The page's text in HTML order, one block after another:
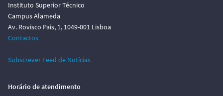
Instituto Superior Técnico
Campus Alameda
Av. Rovisco Pais, 1, 1049-001 Lisboa
Contactos
Subscrever Feed de Notícias
Horário de atendimento